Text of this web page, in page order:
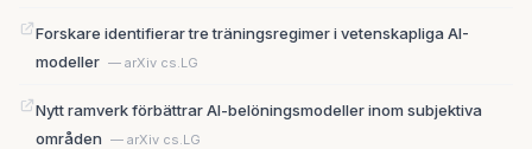
Forskare identifierar tre träningsregimer i vetenskapliga AI-
modeller — arXiv cs.LG
Nytt ramverk förbättrar AI-belöningsmodeller inom subjektiva
områden — arXiv cs.LG